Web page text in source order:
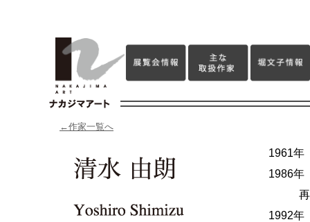
←作家一覧へ
1961年
1986年
再興
1992年